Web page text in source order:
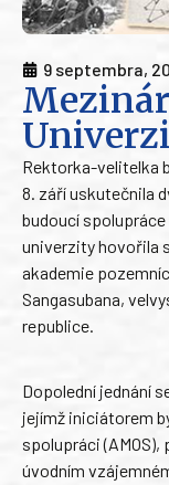
9 septembra,
Rektorka-velitelka
8. září uskutečnila
budoucí
univerzity hovořila
akademie
Sangasubana,
republice.
Dopolední jednání
jejímž iniciátorem
spolupráci
úvodním